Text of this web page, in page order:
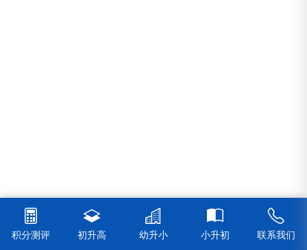
积分测评 初升高 幼升小 小升初 联系我们